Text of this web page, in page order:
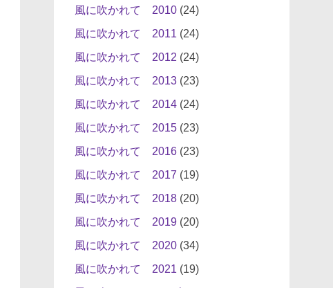
風に吹かれて 2010(24)
風に吹かれて 2011 (24)
風に吹かれて 2012 (24)
風に吹かれて 2013(23)
風に吹かれて 2014(24)
風に吹かれて 2015(23)
風に吹かれて 2016(23)
風に吹かれて 2017 (19)
風に吹かれて 2018(20)
風に吹かれて 2019(20)
風に吹かれて 2020(34)
風に吹かれて 2021 (19)